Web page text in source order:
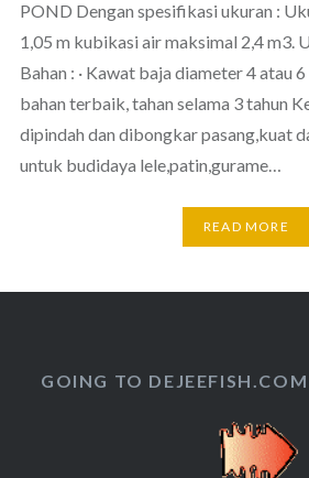
POND Dengan spesifikasi ukuran :
1,05 m kubikasi air maksimal 2,4 m3.
Bahan : · Kawat baja diameter 4 atau
bahan terbaik, tahan selama 3 tahun
dipindah dan dibongkar pasang,kuat
untuk budidaya lele,patin,gurame…
READ MORE
GOING TO DEJEEFISH.COM